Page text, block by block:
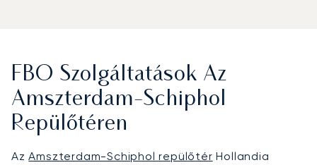
FBO Szolgáltatások Az
Amszterdam-Schiphol
Repülőtéren
AzAmszterdam-Schiphol repülőtér Hollandia